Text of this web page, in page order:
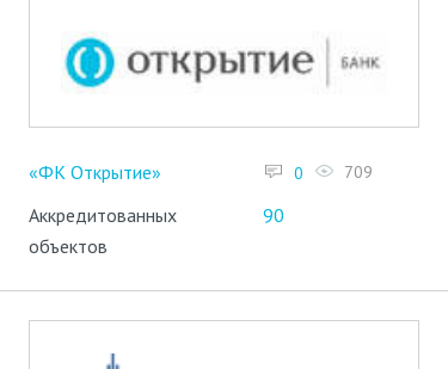
«ФК Открытие» 0 709
Аккредитованных
объектов
90